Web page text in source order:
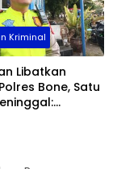
Kriminal
Libatkan
Bone, Satu